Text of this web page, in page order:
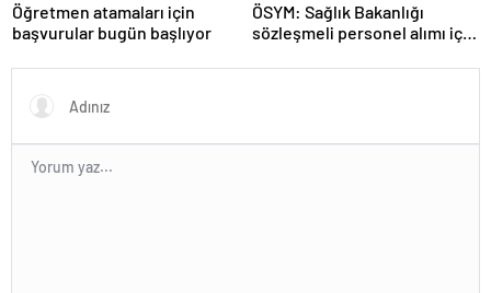
Öğretmen atamaları için
başvurular bugün başlıyor
ÖSYM: Sağlık Bakanlığı
sözleşmeli personel alımı için